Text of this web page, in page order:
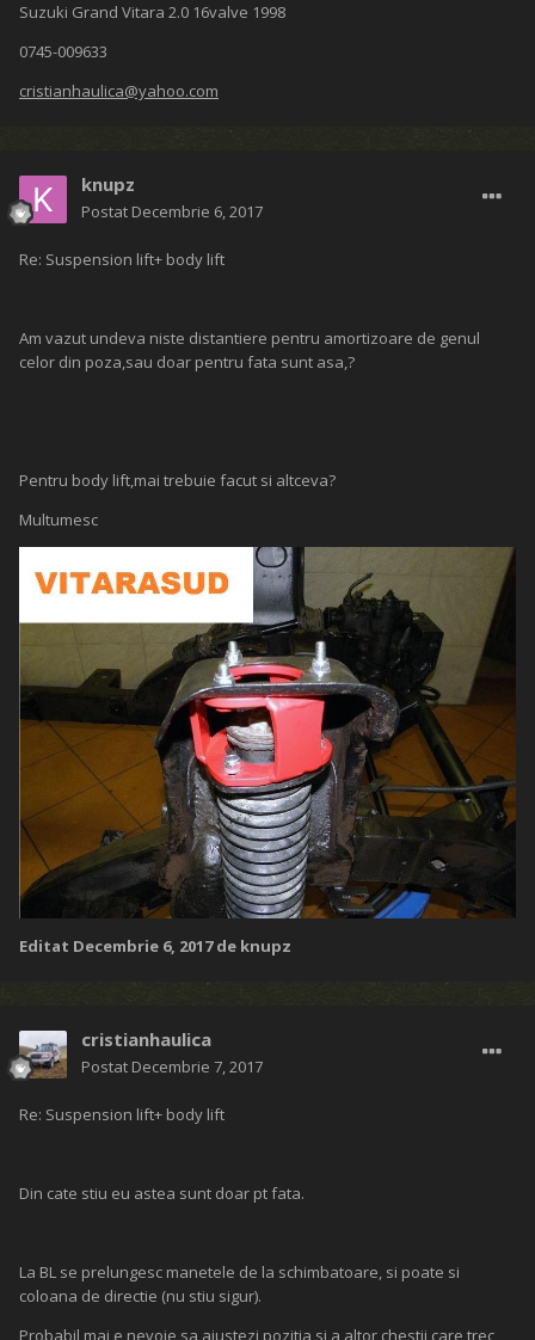
Suzuki Grand Vitara 2.0 16valve 1998
0745-009633
cristianhaulica@yahoo.com
knupz
Postat Decembrie 6, 2017
Re: Suspension lift+ body lift
Am vazut undeva niste distantiere pentru amortizoare de genul
celor din poza,sau doar pentru fata sunt asa,?
Pentru body lift,mai trebuie facut si altceva?
Multumesc
Editat Decembrie 6, 2017de knupz
cristianhaulica
Postat Decembrie 7, 2017
Re: Suspension lift+ body lift
Din cate stiu eu astea sunt doar pt fata.
La BL se prelungesc manetele de la schimbatoare, si poate si
coloana de directie (nu stiu sigur).
Probabil mai e nevoie sa ajustezi pozitia si a altor chestii care trec